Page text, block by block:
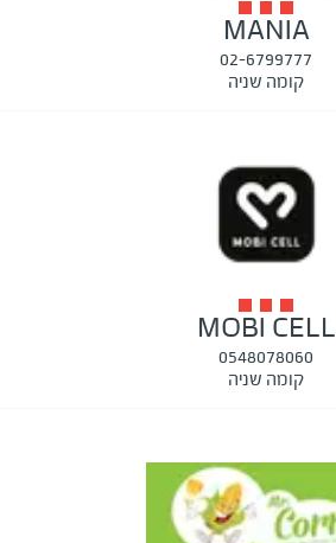
MANIA
02-6799777
קומה שניה
MOBI CELL
0548078060
קומה שניה